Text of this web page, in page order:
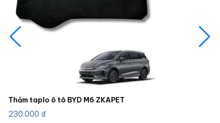
Thảm taplo ô tô BYD M6 ZKAPET
230.000 ₫